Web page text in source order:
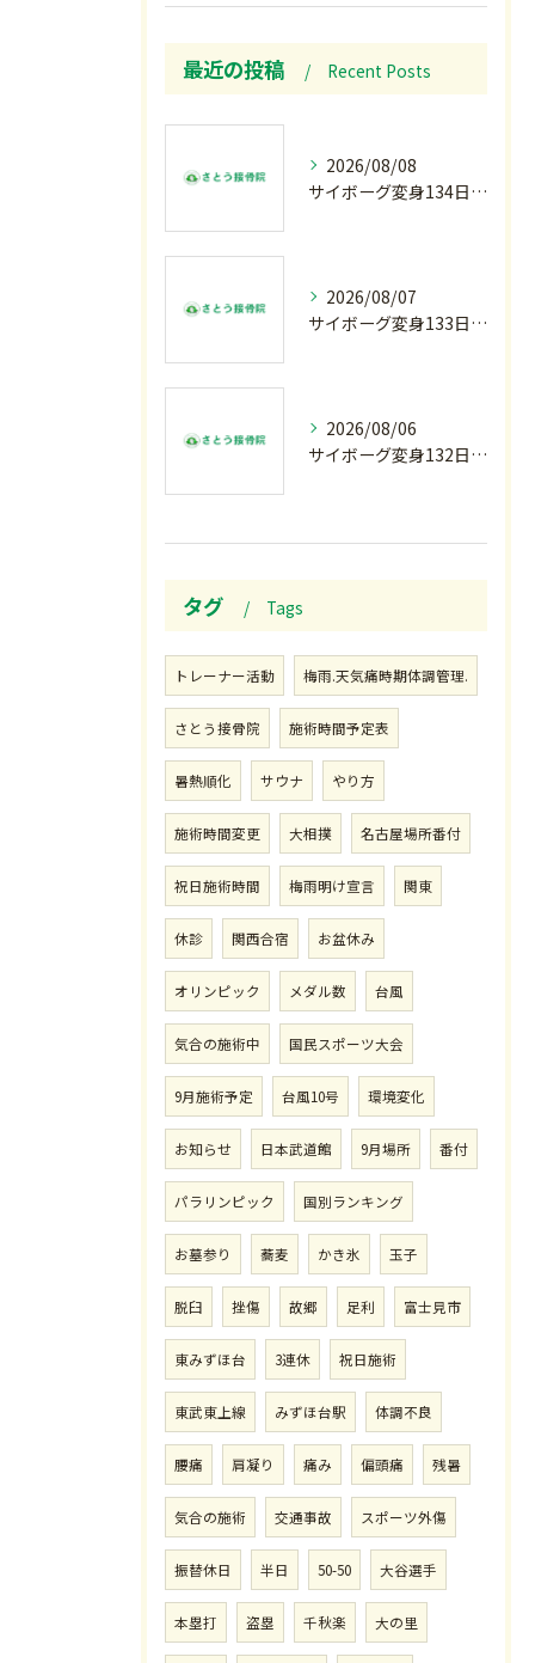
最近の投稿 Recent Posts
2026/08/08
サイボーグ変身134日目.ゾロ目.お盆休み.甲子園.佐野日大.麦倉監督37年振り白星.柔道インターハイ.2歳ダリア賞.GⅢ.エルムS. GⅢ.レパードS. GⅢ.CBC賞.応援印…土曜の朝〜
2026/08/07
サイボーグ変身133日目.広島.原爆.81年.インターハイ初日.金曜の朝〜
2026/08/06
サイボーグ変身132日目.お知らせ.和歌山.インターハイ.柔道開幕…木曜の朝〜
タグ Tags
トレーナー活動 梅雨.天気痛時期体調管理.
さとう接骨院 施術時間予定表
暑熱順化 サウナ やり方
施術時間変更 大相撲 名古屋場所番付
祝日施術時間 梅雨明け宣言 関東
休診 関西合宿 お盆休み
オリンピック メダル数 台風
気合の施術中 国民スポーツ大会
9月施術予定 台風10号 環境変化
お知らせ 日本武道館 9月場所 番付
パラリンピック 国別ランキング
お墓参り 蕎麦 かき氷 玉子
脱臼 挫傷 故郷 足利 富士見市
東みずほ台 3連休 祝日施術
東武東上線 みずほ台駅 体調不良
腰痛 肩凝り 痛み 偏頭痛 残暑
気合の施術 交通事故 スポーツ外傷
振替休日 半日 50-50 大谷選手
本塁打 盗塁 千秋楽 大の里